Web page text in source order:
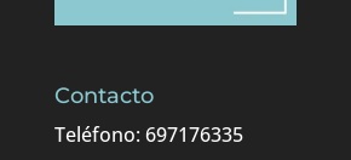
Contacto
Teléfono: 697176335